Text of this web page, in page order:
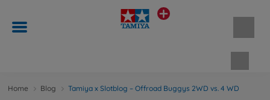
Home Blog Tamiya x Slotblog – Offroad Buggys 2WD vs. 4 WD